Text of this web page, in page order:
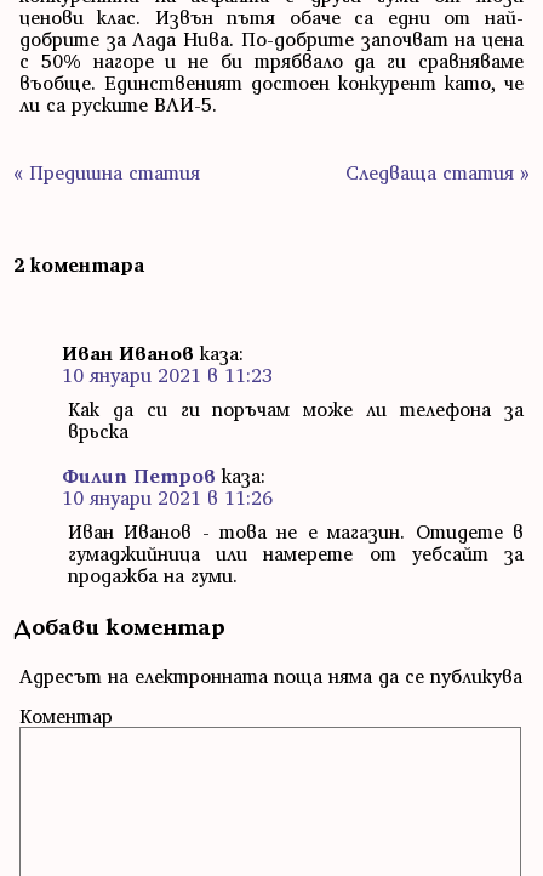
ценови клас. Извън пътя обаче са едни от най-
добрите за Лада Нива. По-добрите започват на цена
с 50% нагоре и не би трябвало да ги сравняваме
въобще. Единственият достоен конкурент като, че
ли са руските ВЛИ-5.
« Предишна статия Следваща статия »
2 коментара
Иван Иванов каза:
10 януари 2021 в 11:23
Как да си ги поръчам може ли телефона за
врьска
Филип Петров каза:
10 януари 2021 в 11:26
Иван Иванов - това не е магазин. Отидете в
гумаджийница или намерете от уебсайт за
продажба на гуми.
Добави коментар
Адресът на електронната поща няма да се публикува
Коментар